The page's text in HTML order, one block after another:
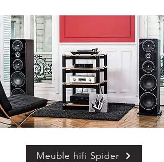
Meuble hifi Spider